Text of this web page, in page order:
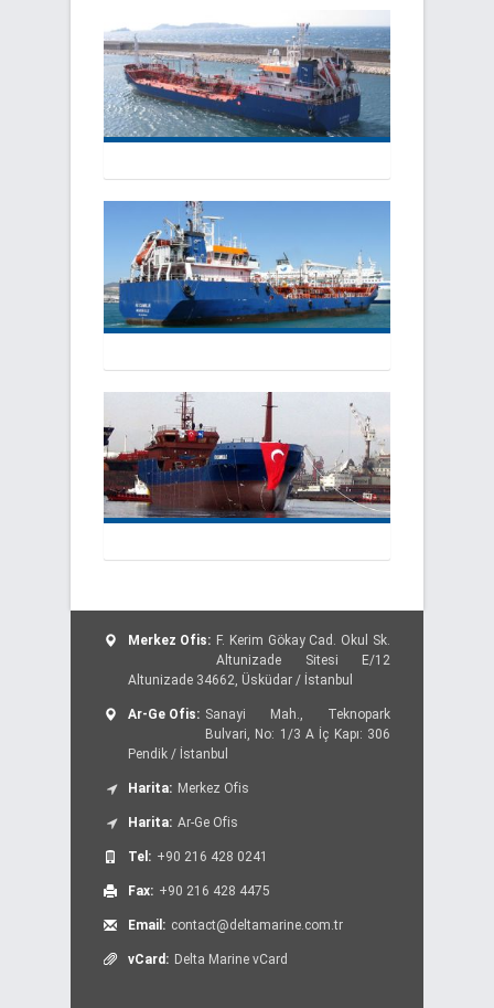
Merkez Ofis: F. Kerim Gökay Cad. Okul Sk.
Altunizade Sitesi E/12
Altunizade 34662, Üsküdar / İstanbul
Ar-Ge Ofis: Sanayi Mah., Teknopark
Bulvari, No: 1/3 A İç Kapı: 306
Pendik / İstanbul
Harita: Merkez Ofis
Harita: Ar-Ge Ofis
Tel: +90 216 428 0241
Fax: +90 216 428 4475
Email: contact@deltamarine.com.tr
vCard: Delta Marine vCard